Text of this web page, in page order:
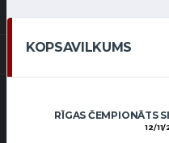
KOPSAVILKUMS
RĪGAS ČEMPIONĀTS
12/11/